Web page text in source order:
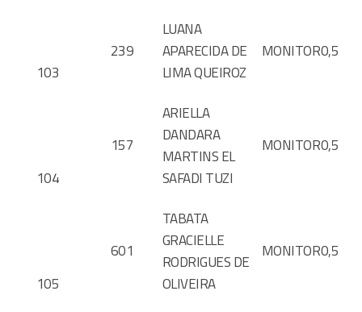
103
239
LUANA
APARECIDA DE
LIMA QUEIROZ
MONITOR0,5
104
157
ARIELLA
DANDARA
MARTINS EL
SAFADI TUZI
MONITOR0,5
105
601
TABATA
GRACIELLE
RODRIGUES DE
OLIVEIRA
MONITOR0,5